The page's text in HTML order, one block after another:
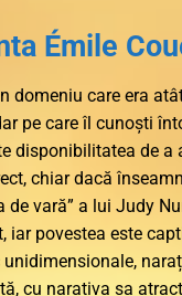
Émile
domeniu care era
pe care îl cunoști
disponibilitatea de a
chiar dacă
vară” a lui Judy
iar povestea este
cu narativa sa